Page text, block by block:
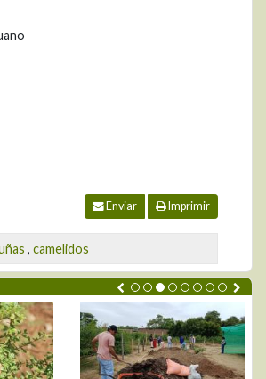
Enviar Imprimir
, camelidos